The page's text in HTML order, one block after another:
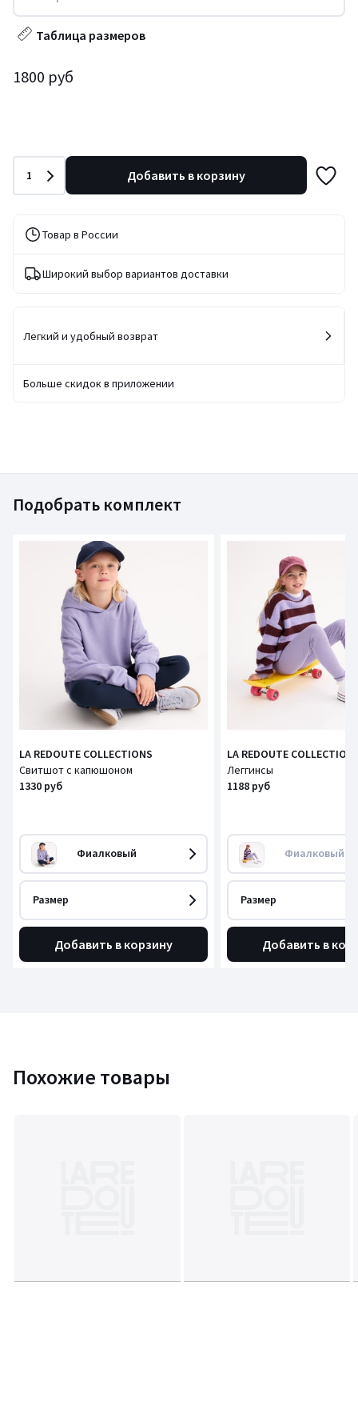
Таблица размеров
1800 руб
Количество
1 Добавить в корзину
Товар в России
Широкий выбор вариантов доставки
Легкий и удобный возврат
Больше скидок в приложении
Подобрать комплект
LA REDOUTE COLLECTIONS
Свитшот с капюшоном
1330 руб
Фиалковый
Размер
Добавить в корзину
LA REDOUTE
Леггинсы
1188 руб
Фиалковый
Размер
Добавить в
Похожие товары